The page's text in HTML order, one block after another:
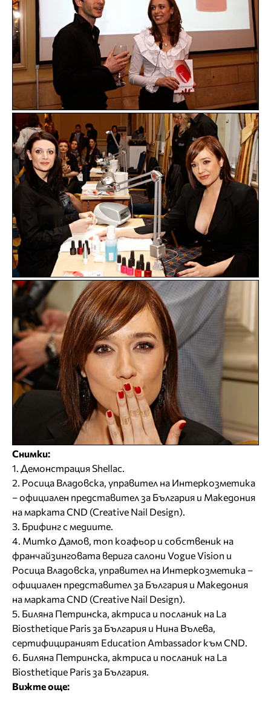
Снимки:
1. Демонстрация Shellac.
2. Росица Владовска, управител на Интеркозметика
– официален представител за България и Македония
на марката CND (Creative Nail Design).
3. Брифинг с медиите.
4. Митко Дамов, топ коафьор и собственик на
франчайзинговата верига салони Vogue Vision и
Росица Владовска, управител на Интеркозметика –
официален представител за България и Македония
на марката CND (Creative Nail Design).
5. Биляна Петринска, актриса и посланик на La
Biosthetique Paris за България и Нина Вълева,
сертифицираният Education Ambassador към CND.
6. Биляна Петринска, актриса и посланик на La
Biosthetique Paris за България.
Вижте още: